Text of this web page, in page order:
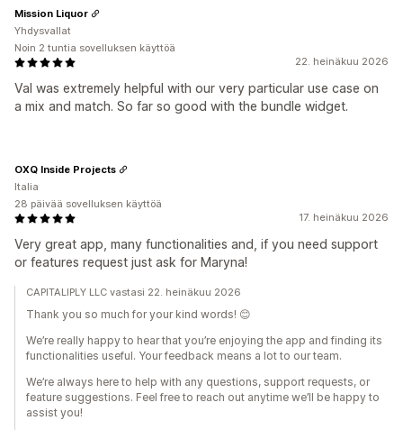
22. heinäkuu 2026
Val was extremely helpful with our very particular use case on
a mix and match. So far so good with the bundle widget.
Mission Liquor
Yhdysvallat
Noin 2 tuntia sovelluksen käyttöä
17. heinäkuu 2026
Very great app, many functionalities and, if you need support
or features request just ask for Maryna!
OXQ Inside Projects
Italia
28 päivää sovelluksen käyttöä
CAPITALIPLY LLC vastasi 22. heinäkuu 2026
Thank you so much for your kind words! 😊
We’re really happy to hear that you’re enjoying the app and finding its
functionalities useful. Your feedback means a lot to our team.
We’re always here to help with any questions, support requests, or
feature suggestions. Feel free to reach out anytime we’ll be happy to
assist you!